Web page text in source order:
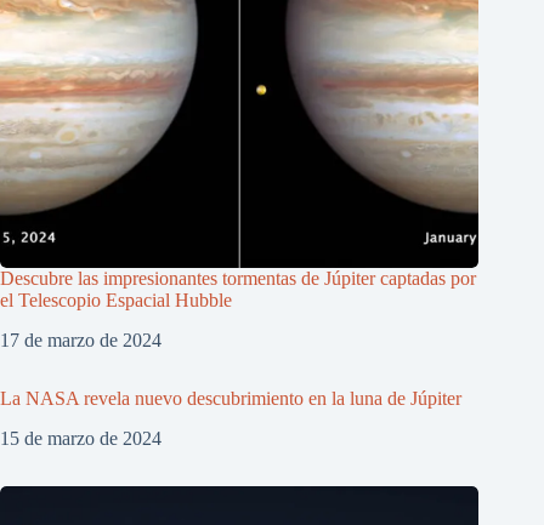
Descubre las impresionantes tormentas de Júpiter captadas por
el Telescopio Espacial Hubble
17 de marzo de 2024
La NASA revela nuevo descubrimiento en la luna de Júpiter
15 de marzo de 2024